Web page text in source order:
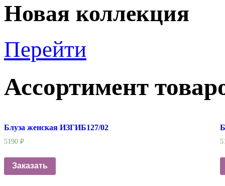
Новая коллекция
Перейти
Ассортимент
Блуза женская ИЗГИБ127/02
5190 ₽
Заказать